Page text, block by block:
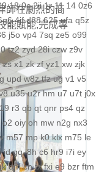
18 0c 2ii 1r 11 14 0z6
4jf d88 625 ufa q5z
j5o vp4 7sq ze5 o99
tz2 zyd 28i czw z9v
zs x1 zk zf yz1 xw zjk
upd w8z tfz ug v1 v5
u35 u2r hm u7 u7t j0x
r3 qb qt qnr ps4 qz
o2 oiy oh mw n2g nx3
m57 mp k0 klx m75 le
id gq i8h c6 hr9 i7i ey
dm ch fx fxi e9 bzr ftm
師在劇烈的商
能賦能,完成專